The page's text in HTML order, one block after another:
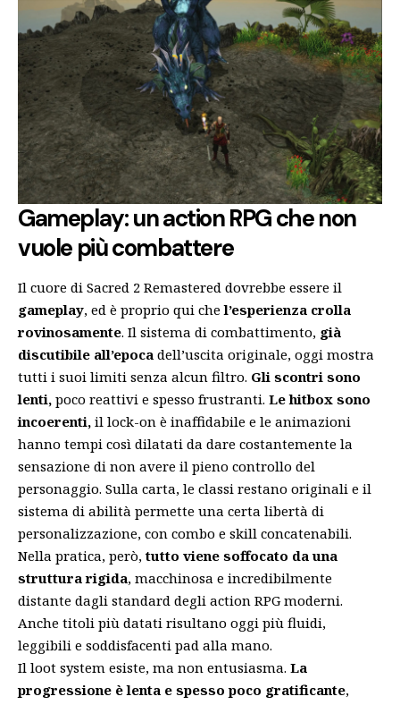
Gameplay: un action RPG che non
vuole più combattere
Il cuore di Sacred 2 Remastered dovrebbe essere il
gameplay, ed è proprio qui chel’esperienza crolla
rovinosamente. Il sistema di combattimento, già
discutibile all’epoca dell’uscita originale, oggi mostra
tutti i suoi limiti senza alcun filtro. Gli scontri sono
lenti, poco reattivi e spesso frustranti. Le hitbox sono
incoerenti, il lock-on è inaffidabile e le animazioni
hanno tempi così dilatati da dare costantemente la
sensazione di non avere il pieno controllo del
personaggio. Sulla carta, le classi restano originali e il
sistema di abilità permette una certa libertà di
personalizzazione, con combo e skill concatenabili.
Nella pratica, però,tutto viene soffocato da una
struttura rigida, macchinosa e incredibilmente
distante dagli standard degli action RPG moderni.
Anche titoli più datati risultano oggi più fluidi,
leggibili e soddisfacenti pad alla mano.
Il loot system esiste, ma non entusiasma. La
progressione è lenta e spesso poco gratificante,